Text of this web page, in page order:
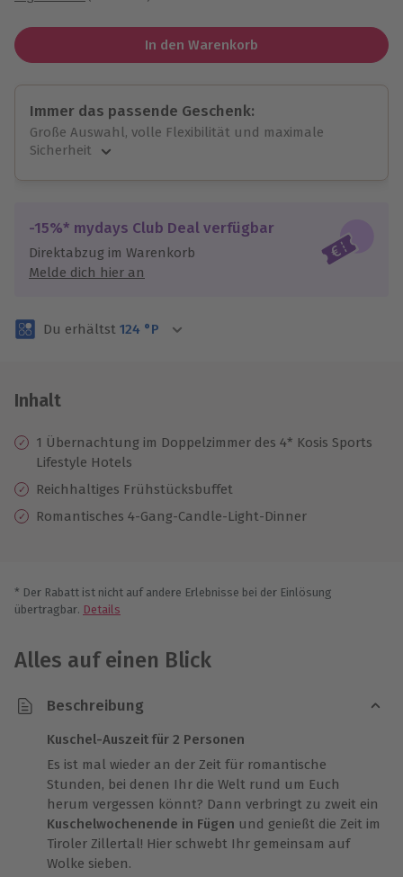
In den Warenkorb
Immer das passende Geschenk:
Große Auswahl, volle Flexibilität und maximale
Sicherheit
Jeder Gutschein für alle Erlebnisse einlösbar.
Maximale Sicherheit
3 Jahre gültig & verlängerbar.
-15%* mydays Club Deal verfügbar
Direktabzug im Warenkorb
Melde dich hier an
Du erhältst 124 °P
Inhalt
1 Übernachtung im Doppelzimmer des 4* Kosis Sports
Lifestyle Hotels
Reichhaltiges Frühstücksbuffet
Romantisches 4-Gang-Candle-Light-Dinner
* Der Rabatt ist nicht auf andere Erlebnisse bei der Einlösung
übertragbar. Details
Alles auf einen Blick
Beschreibung
Kuschel-Auszeit für 2 Personen
Es ist mal wieder an der Zeit für romantische
Stunden, bei denen Ihr die Welt rund um Euch
herum vergessen könnt? Dann verbringt zu zweit ein
Kuschelwochenende in Fügen und genießt die Zeit im
Tiroler Zillertal! Hier schwebt Ihr gemeinsam auf
Wolke sieben.